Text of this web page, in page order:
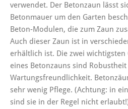
verwendet. Der Betonzaun lässt
Betonmauer um den Garten
Beton-Modulen, die zum Zaun
Auch dieser Zaun ist in
erhältlich ist. Die zwei wichtigsten
eines Betonzauns sind Robustheit
Wartungsfreundlichkeit.
sehr wenig Pflege. (Achtung: in
sind sie in der Regel nicht